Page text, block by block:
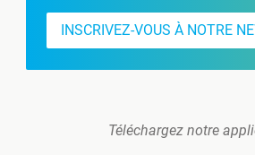
INSCRIVEZ-VOUS À NOTRE
Téléchargez notre